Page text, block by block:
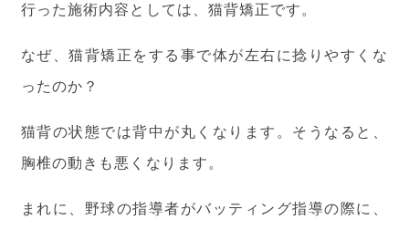
行った施術内容としては、猫背矯正です。
なぜ、猫背矯正をする事で体が左右に捻りやすくな
ったのか？
猫背の状態では背中が丸くなります。そうなると、
胸椎の動きも悪くなります。
まれに、野球の指導者がバッティング指導の際に、